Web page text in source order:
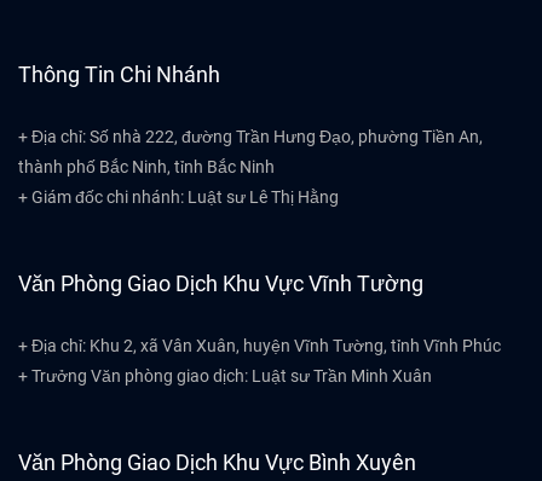
Thông Tin Chi Nhánh
+ Địa chỉ: Số nhà 222, đường Trần Hưng Đạo, phường Tiền An,
thành phố Bắc Ninh, tỉnh Bắc Ninh
+ Giám đốc chi nhánh: Luật sư Lê Thị Hằng
Văn Phòng Giao Dịch Khu Vực Vĩnh Tường
+ Địa chỉ: Khu 2, xã Vân Xuân, huyện Vĩnh Tường, tỉnh Vĩnh Phúc
+ Trưởng Văn phòng giao dịch: Luật sư Trần Minh Xuân
Văn Phòng Giao Dịch Khu Vực Bình Xuyên